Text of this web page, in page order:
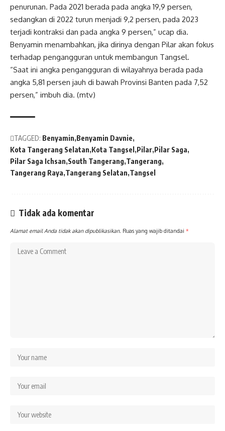
penurunan. Pada 2021 berada pada angka 19,9 persen,
sedangkan di 2022 turun menjadi 9,2 persen, pada 2023
terjadi kontraksi dan pada angka 9 persen,” ucap dia.
Benyamin menambahkan, jika dirinya dengan Pilar akan fokus
terhadap pengangguran untuk membangun Tangsel.
“Saat ini angka pengangguran di wilayahnya berada pada
angka 5,81 persen jauh di bawah Provinsi Banten pada 7,52
persen,” imbuh dia. (mtv)
TAGGED: Benyamin Benyamin Davnie
Kota Tangerang Selatan Kota Tangsel Pilar Pilar Saga
Pilar Saga Ichsan South Tangerang Tangerang
Tangerang Raya Tangerang Selatan Tangsel
Tidak ada komentar
Alamat email Anda tidak akan dipublikasikan. Ruas yang wajib ditandai *